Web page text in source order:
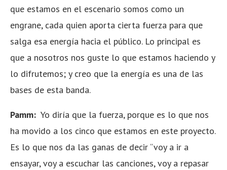
que estamos en el escenario somos como un
engrane, cada quien aporta cierta fuerza para que
salga esa energía hacia el público. Lo principal es
que a nosotros nos guste lo que estamos haciendo y
lo difrutemos; y creo que la energía es una de las
bases de esta banda.
Pamm: Yo diría que la fuerza, porque es lo que nos
ha movido a los cinco que estamos en este proyecto.
Es lo que nos da las ganas de decir “voy a ir a
ensayar, voy a escuchar las canciones, voy a repasar